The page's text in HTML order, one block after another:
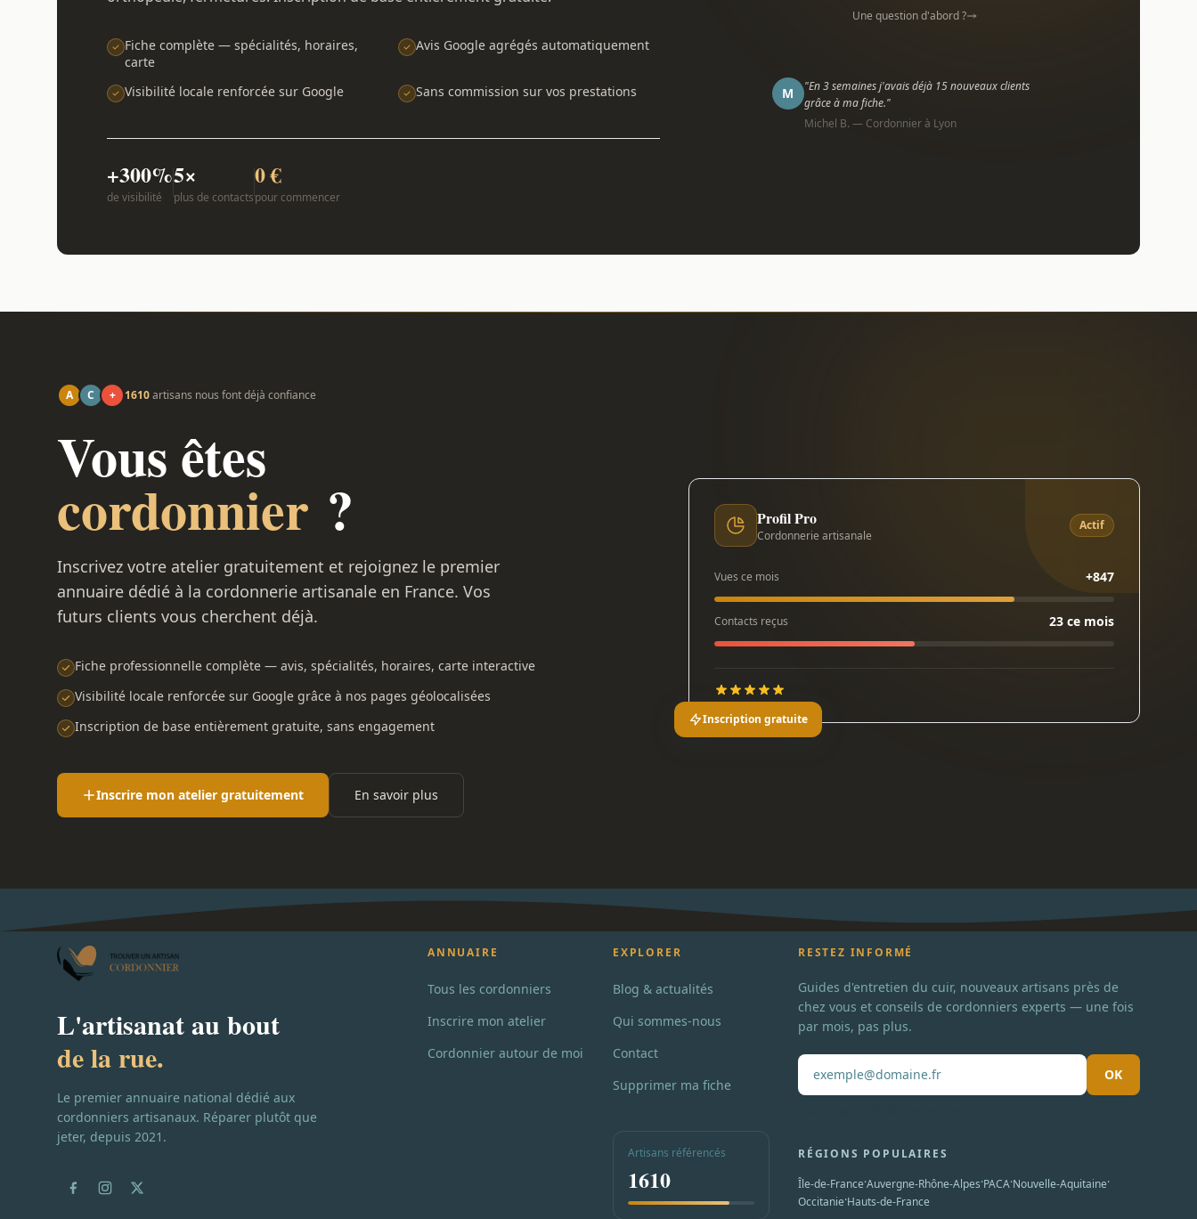
Fiche complète — spécialités, horaires,
carte
Avis Google agrégés automatiquement
Visibilité locale renforcée sur Google Sans commission sur vos prestations
+300%
de visibilité
5×
plus de contacts
0 €
pour commencer
Une question d'abord ?
M
"En 3 semaines j'avais déjà 15 nouveaux clients
grâce à ma fiche."
Michel B. — Cordonnier à Lyon
A C + 1610artisans nous font déjà confiance
Vous êtes
cordonnier ?
Inscrivez votre atelier gratuitement et rejoignez le premier
annuaire dédié à la cordonnerie artisanale en France. Vos
futurs clients vous cherchent déjà.
Fiche professionnelle complète — avis, spécialités, horaires, carte interactive
Visibilité locale renforcée sur Google grâce à nos pages géolocalisées
Inscription de base entièrement gratuite, sans engagement
Inscrire mon atelier gratuitement En savoir plus
Profil Pro
Cordonnerie artisanale
Actif
Vues ce mois +847
Contacts reçus 23 ce mois
Inscription gratuite
L'artisanat au bout
de la rue.
Le premier annuaire national dédié aux
cordonniers artisanaux. Réparer plutôt que
jeter, depuis 2021.
ANNUAIRE
Tous les cordonniers
Inscrire mon atelier
Cordonnier autour de moi
EXPLORER
Blog & actualités
Qui sommes-nous
Contact
Supprimer ma fiche
Artisans référencés
1610
RESTEZ INFORMÉ
Guides d'entretien du cuir, nouveaux artisans près de
chez vous et conseils de cordonniers experts — une fois
par mois, pas plus.
OK
RÉGIONS POPULAIRES
Île-de-France·Auvergne-Rhône-Alpes·PACA·Nouvelle-Aquitaine·
Occitanie·Hauts-de-France